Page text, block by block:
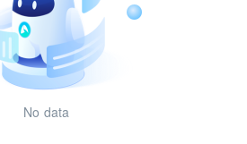
No data